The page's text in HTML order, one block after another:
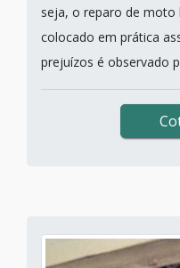
seja, o reparo de moto
colocado em prática
prejuízos é observado